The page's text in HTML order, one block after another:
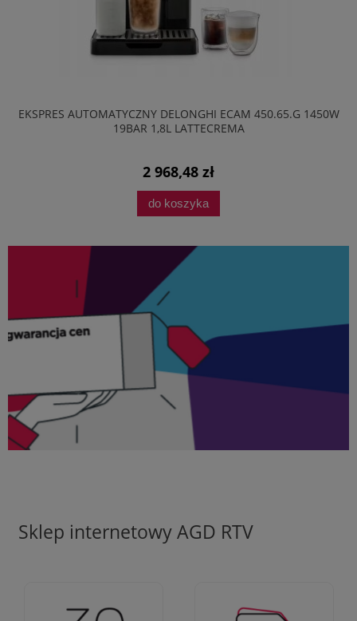
EKSPRES AUTOMATYCZNY DELONGHI ECAM 450.65.G 1450W
19BAR 1,8L LATTECREMA
2 968,48 zł
do koszyka
Sklep internetowy AGD RTV